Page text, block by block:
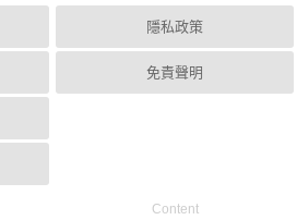
隱私政策
免責聲明
Content